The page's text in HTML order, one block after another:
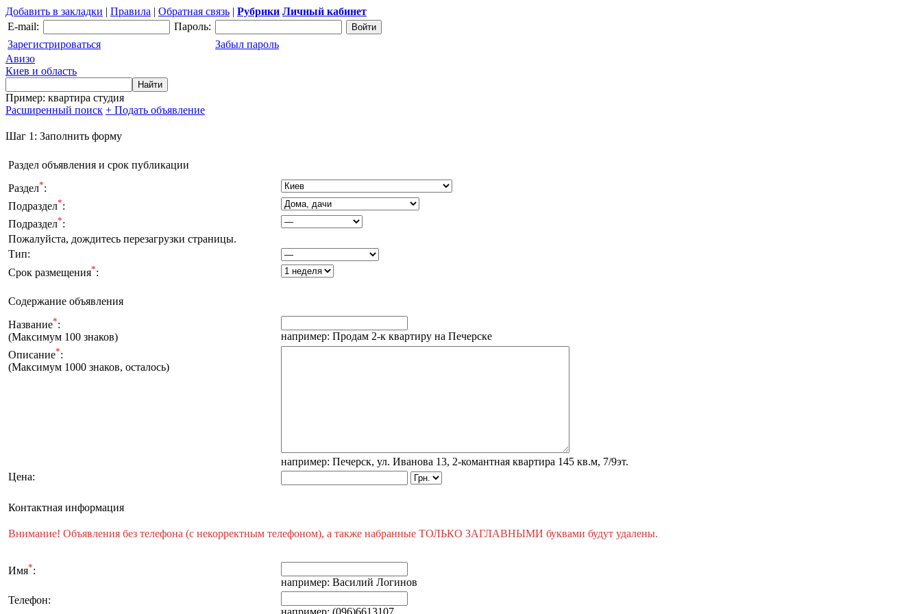
Добавить в закладки | Правила | Обратная связь | Рубрики Личный кабинет
E-mail:
Пароль:
Зарегистрироваться
Забыл пароль
Авизо
Киев и область
Пример: квартира студия
Расширенный поиск + Подать объявление
Шаг 1: Заполнить форму
Раздел объявления и срок публикации
Раздел*:
Подраздел*:
Подраздел*:
Пожалуйста, дождитесь перезагрузки страницы.
Тип:
Срок размещения*:
Содержание объявления
Название*:
(Максимум 100 знаков)
например: Продам 2-к квартиру на Печерске
Описание*:
(Максимум 1000 знаков, осталось)
например: Печерск, ул. Иванова 13, 2-комантная квартира 145 кв.м, 7/9эт.
Цена:
Контактная информация
Внимание! Объявления без телефона (с некорректным телефоном), а также набранные ТОЛЬКО ЗАГЛАВНЫМИ буквами будут удалены.
Имя*:
например: Василий Логинов
Телефон:
например: (096)6613107